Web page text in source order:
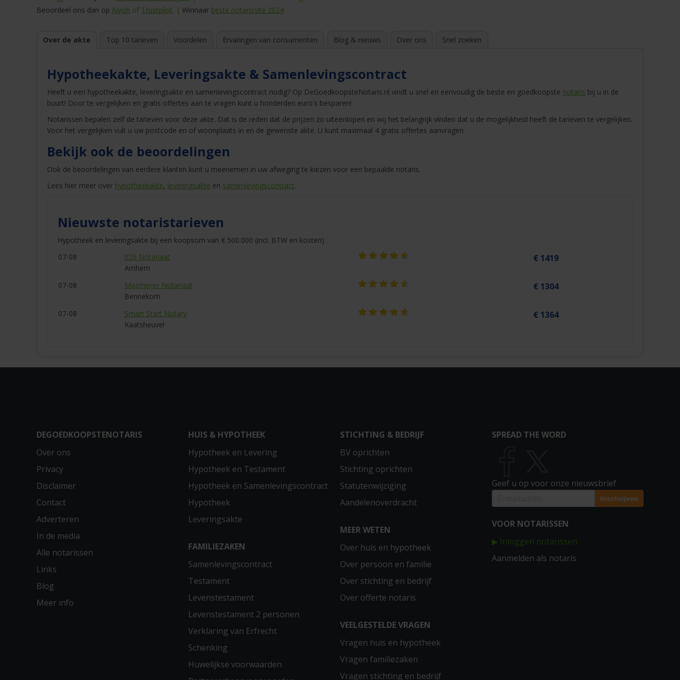
Beoordeel ons dan op Kiyoh of Trustpilot. | Winnaar beste notarissite 2024
Over de akte
Hypotheekakte, Leveringsakte & Samenlevingscontract
Heeft u een hypotheekakte, leveringsakte en samenlevingscontract nodig? Op DeGoedkoopsteNotaris.nl vindt u snel en eenvoudig de beste en goedkoopste notaris bij u in de
buurt! Door te vergelijken en gratis offertes aan te vragen kunt u honderden euro's besparen!
Notarissen bepalen zelf de tarieven voor deze akte. Dat is de reden dat de prijzen zo uiteenlopen en wij het belangrijk vinden dat u de mogelijkheid heeft de tarieven te vergelijken.
Voor het vergelijken vult u uw postcode en of woonplaats in en de gewenste akte. U kunt maximaal 4 gratis offertes aanvragen.
Bekijk ook de beoordelingen
Ook de beoordelingen van eerdere klanten kunt u meenemen in uw afweging te kiezen voor een bepaalde notaris.
Lees hier meer over hypotheekakte, leveringsakte en samenlevingscontract.
Nieuwste notaristarieven
Hypotheek en leveringsakte bij een koopsom van € 500.000 (incl. BTW en kosten)
07-08
026 Notariaat
Arnhem
€ 1419
07-08
Masmeijer Notariaat
Bennekom
€ 1304
07-08
Smart Start Notary
Kaatsheuvel
€ 1364
Top 10 tarieven Voordelen Ervaringen van consumenten Blog & nieuws Over ons Snel zoeken
DEGOEDKOOPSTENOTARIS
Over ons
Privacy
Disclaimer
Contact
Adverteren
In de media
Alle notarissen
Links
Blog
Meer info
HUIS & HYPOTHEEK
Hypotheek en Levering
Hypotheek en Testament
Hypotheek en Samenlevingscontract
Hypotheek
Leveringsakte
FAMILIEZAKEN
Samenlevingscontract
Testament
Levenstestament
Levenstestament 2 personen
Verklaring van Erfrecht
Schenking
Huwelijkse voorwaarden
STICHTING & BEDRIJF
BV oprichten
Stichting oprichten
Statutenwijziging
Aandelenoverdracht
MEER WETEN
Over huis en hypotheek
Over persoon en familie
Over stichting en bedrijf
Over offerte notaris
VEELGESTELDE VRAGEN
Vragen huis en hypotheek
Vragen familiezaken
Vragen stichting en bedrijf
SPREAD THE WORD
Geef u op voor onze nieuwsbrief
VOOR NOTARISSEN
▶ Inloggen notarissen
Aanmelden als notaris